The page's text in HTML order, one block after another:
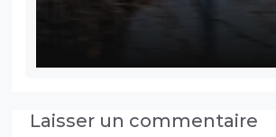
Laisser un commentaire